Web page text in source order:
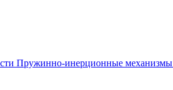
Пружинно-инерционные механизмы